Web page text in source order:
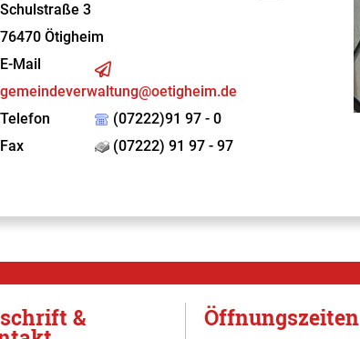
Schulstraße 3
76470 Ötigheim
E-Mail
gemeindeverwaltung@oetigheim.de
Telefon
(07222)91 97 - 0
Fax
(07222) 91 97 - 97
& Öffnungszeiten